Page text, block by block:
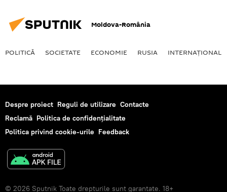
Moldova-România
POLITICĂ SOCIETATE ECONOMIE RUSIA INTERNAŢIONAL
Despre proiect Reguli de utilizare Contacte
Reclamă Politica de confidențialitate
Politica privind cookie-urile Feedback
© 2026 Sputnik Toate drepturile sunt garantate. 18+